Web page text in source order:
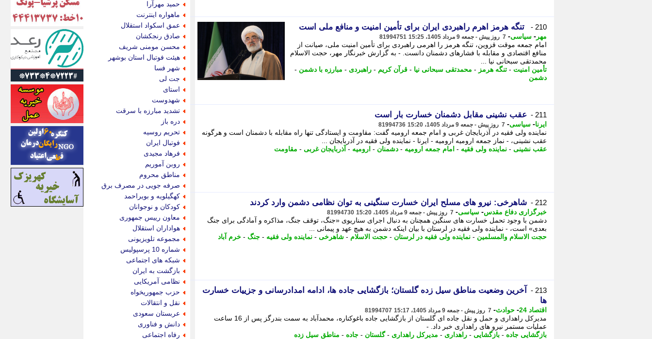
210 - تنگه هرمز اهرم راهبردی ایران برای تأمین امنیت و منافع ملی است
مهر - سیاسی- 7 روز پیش - جمعه 9 مرداد 1405، 15:25 81994751
امام جمعه موقت قزوین، تنگه هرمز را اهرمی راهبردی برای تأمین امنیت ملی، صیانت از
منافع اقتصادی و مقابله با فشارهای دشمنان دانست. - به گزارش خبرنگار مهر، حجت الاسلام
محمدتقی سبحانی نیا ...
تأمین امنیت - تنگه هرمز - محمدتقی سبحانی نیا - قرآن کریم - راهبردی - مبارزه با دشمن -
دشمن
211 - عقب نشینی مقابل دشمنان خسارت بار است
ایرنا- سیاسی- 7 روز پیش - جمعه 9 مرداد 1405، 15:20 81994736
نماینده ولی فقیه در آذربایجان غربی و امام جمعه ارومیه گفت: مقاومت و ایستادگی تنها راه مقابله با دشمنان است و هرگونه
عقب نشینی، - نماز جمعه ارومیه ارومیه - ایرنا - نماینده ولی فقیه در آذربایجان ...
عقب نشینی - نماینده ولی فقیه - امام جمعه ارومیه - دشمنان - ارومیه - آذربایجان غربی - مقاومت
212 - شاهرخی: نیرو های مسلح ایران خسارت سنگینی به توان نظامی دشمن وارد کردند
خبرگزاری دفاع مقدس- سیاسی- 7 روز پیش - جمعه 9 مرداد 1405، 15:20 81994730
دشمن با وجود تحمل خسارت های سنگین همچنان به دنبال اجرای سناریوی «جنگ، توقف جنگ، مذاکره و آمادگی برای جنگ
بعدی» است، - نماینده ولی فقیه در لرستان با بیان اینکه دشمن به هیچ عهد و پیمانی ...
حجت الاسلام والمسلمین - نماینده ولی فقیه در لرستان - حجت الاسلام - شاهرخی - نماینده ولی فقیه - جنگ - خرم آباد
213 -
آخرین وضعیت مناطق سیل زده گلستان؛ بازگشایی جاده ها، ادامه امدادرسانی و جزییات خسارت
ها
اقتصاد 24 - حوادث- 7 روز پیش - جمعه 9 مرداد 1405، 15:17 81994707
مدیرکل راهداری و حمل و نقل جاده ای گلستان از بازگشایی جاده باغوکناره، محمدآباد به سمت بندرگز پس از 16 ساعت
عملیات مستمر نیرو های راهداری خبر داد. -
بازگشایی جاده - بازگشایی - راهداری - مدیرکل راهداری -گلستان - جاده - مناطق سیل زده
حمید مهرآرا
ماهواره اینترنت
عمق اسکواد استقلال
صادق رنجکشان
محسن مومنی شریف
هیئت فوتبال استان بوشهر
شهر فسا
جت لی
استای
شهدوست
تشدید مبارزه با سرقت
دره باز
تحریم روسیه
فوتبال ایران
فرهاد مجیدی
روبن آموریم
مناطق محروم
صرفه جویی در مصرف برق
کهگیلویه و بویراحمد
کودکان و نوجوانان
معاون رییس جمهوری
هواداران استقلال
مجموعه تلویزیونی
شماره 10 پرسپولیس
شبکه های اجتماعی
بازگشت به ایران
نظامی آمریکایی
حزب جمهوریخواه
نقل و انتقالات
عربستان سعودی
دانش و فناوری
رفاه اجتماعی
ایران آنلاین
ایران زندگی
ایران فوری
ایرانی روز
ایرانیتال
ایرنا
ایسکانیوز
ایسنا
ایکنا
ایلنا
اینتیتر
ایونا نیوز
بازتاب آنلاین
باشگاه خبرنگاران
باغستان نیوز
بامبوک
ببین و بخون
بدینسان
بنکر